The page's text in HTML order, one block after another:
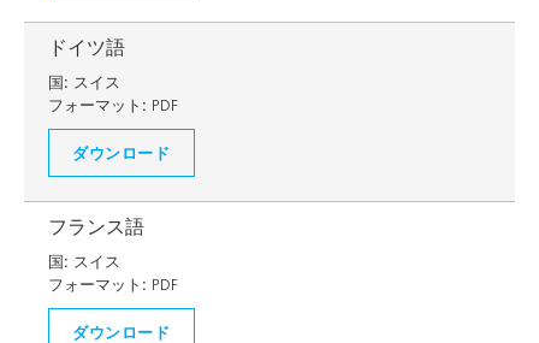
ドイツ語
国: スイス
フォーマット: PDF
ダウンロード
フランス語
国: スイス
フォーマット: PDF
ダウンロード